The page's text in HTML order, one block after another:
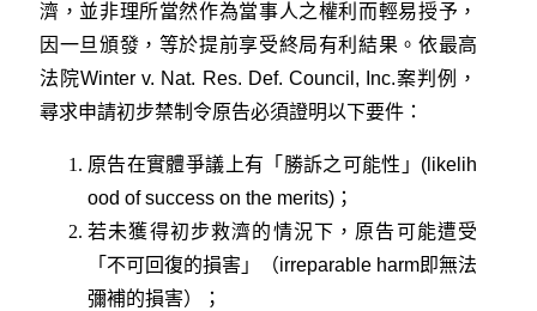
濟，並非理所當然作為當事人之權利而輕易授予，
因一旦頒發，等於提前享受終局有利結果。依最高
法院Winter v. Nat. Res. Def. Council, Inc.案判例，
尋求申請初步禁制令原告必須證明以下要件：
原告在實體爭議上有「勝訴之可能性」(likelih
ood of success on the merits)；
若未獲得初步救濟的情況下，原告可能遭受
「不可回復的損害」（irreparable harm即無法
彌補的損害）；